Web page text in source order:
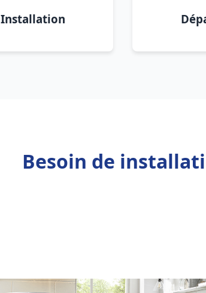
Installation
Besoin de